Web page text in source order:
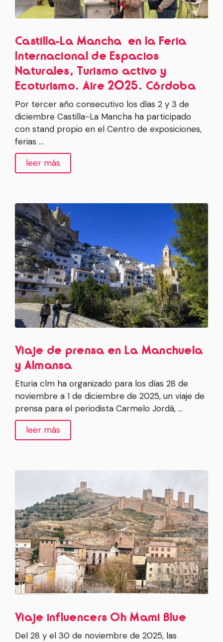
Castilla-La Mancha en la Feria
Internacional de Espacios
Naturales, Turismo activo y
Ecoturismo. Aire 2025. Córdoba
Por tercer año consecutivo los días 2 y 3 de
diciembre Castilla-La Mancha ha participado
con stand propio en el Centro de exposiciones,
ferias …
leer más
Viaje de prensa en La Manchuela
y Almansa
Eturia clm ha organizado para los días 28 de
noviembre a 1 de diciembre de 2025, un viaje de
prensa para el periodista Carmelo Jordá, …
leer más
Viaje influencers Oh Mami Blue
Del 28 y el 30 de noviembre de 2025, las